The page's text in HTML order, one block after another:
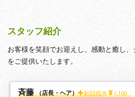
スタッフ紹介
お客様を笑顔でお迎えし、感動と癒し
をご提供いたします。
斉藤 （店長・ヘア） 初回指名¥1,100